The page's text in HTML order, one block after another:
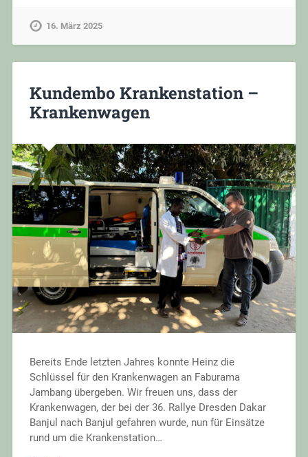
16. März 2025
Kundembo Krankenstation –
Krankenwagen
Bereits Ende letzten Jahres konnte Heinz die
Schlüssel für den Krankenwagen an Faburama
Jambang übergeben. Wir freuen uns, dass der
Krankenwagen, der bei der 36. Rallye Dresden Dakar
Banjul nach Banjul gefahren wurde, nun für Einsätze
rund um die Krankenstation…